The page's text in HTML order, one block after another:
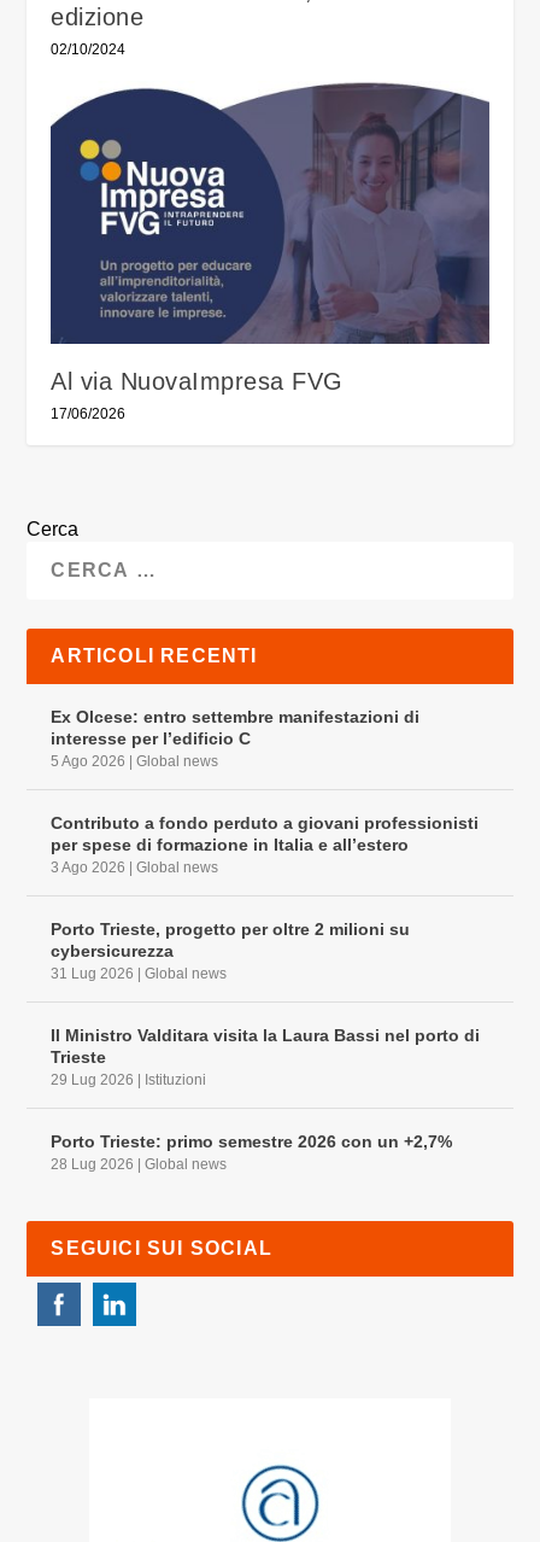
edizione
02/10/2024
Al via NuovaImpresa FVG
17/06/2026
Cerca
ARTICOLI RECENTI
Ex Olcese: entro settembre manifestazioni di
interesse per l’edificio C
5 Ago 2026 |Global news
Contributo a fondo perduto a giovani professionisti
per spese di formazione in Italia e all’estero
3 Ago 2026 |Global news
Porto Trieste, progetto per oltre 2 milioni su
cybersicurezza
31 Lug 2026 |Global news
Il Ministro Valditara visita la Laura Bassi nel porto di
Trieste
29 Lug 2026 | Istituzioni
Porto Trieste: primo semestre 2026 con un +2,7%
28 Lug 2026 |Global news
SEGUICI SUI SOCIAL